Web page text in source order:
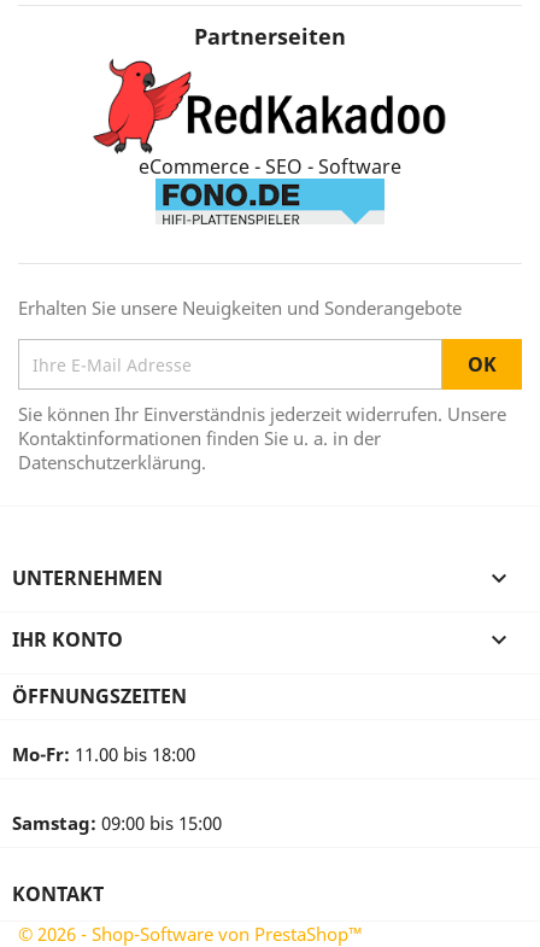
Partnerseiten
eCommerce - SEO - Software
Erhalten Sie unsere Neuigkeiten und Sonderangebote
Sie können Ihr Einverständnis jederzeit widerrufen. Unsere
Kontaktinformationen finden Sie u. a. in der
Datenschutzerklärung.
UNTERNEHMEN 
IHR KONTO 
ÖFFNUNGSZEITEN
Mo-Fr: 11.00 bis 18:00
Samstag: 09:00 bis 15:00
KONTAKT
© 2026 - Shop-Software von PrestaShop™